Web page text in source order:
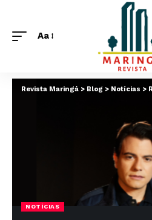
Aa
Revista Maringá > Blog > Notícias >
NOTÍCIAS